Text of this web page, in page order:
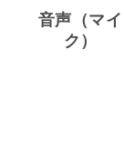
音声（マイ
ク）